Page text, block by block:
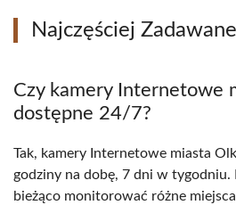
Najczęściej
Czy kamery Internetowe
dostępne 24/7?
Tak, kamery Internetowe miasta
godziny na dobę, 7 dni w tygodniu.
bieżąco monitorować różne